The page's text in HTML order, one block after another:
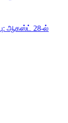
ஆகஸ்ட் 28-ல்